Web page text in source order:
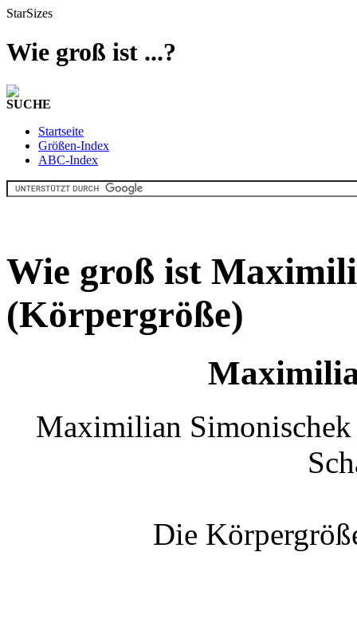
StarSizes
Wie groß ist ...?
SUCHE
Startseite
Größen-Index
ABC-Index
Wie groß ist
(Körpergröße)
Maximilian Simonischek
Die